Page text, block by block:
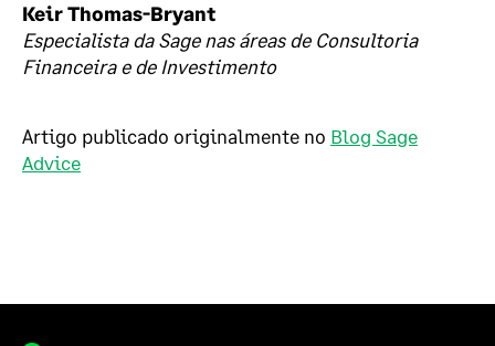
Keir Thomas-Bryant
Especialista da Sage nas áreas de Consultoria
Financeira e de Investimento
Artigo publicado originalmente no Blog Sage
Advice